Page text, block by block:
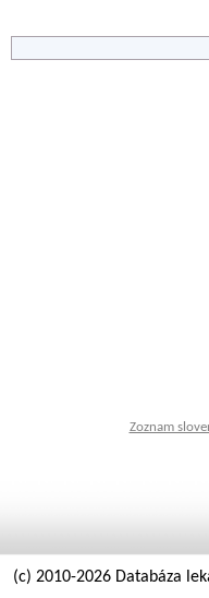
Zoznam
(c) 2010-2026 Databáza